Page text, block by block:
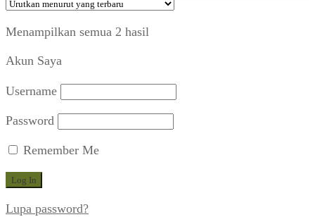
Menampilkan semua 2 hasil
Akun Saya
Username
Password
Remember Me
Lupa password?